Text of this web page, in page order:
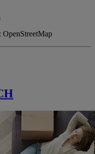
OpenStreetMap